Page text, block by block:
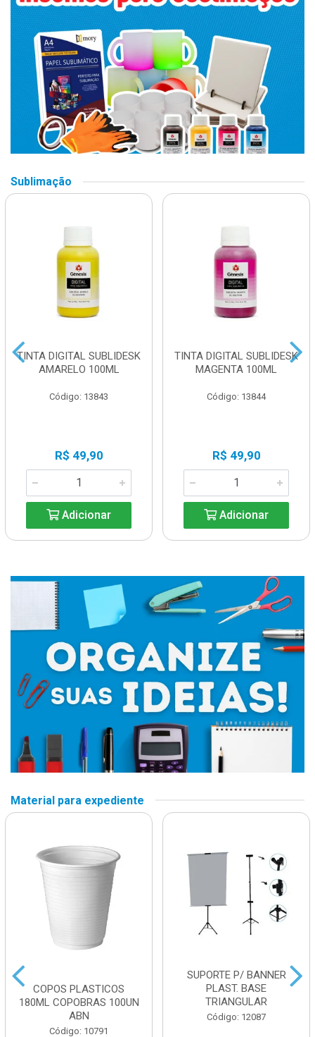
Sublimação
TINTA DIGITAL SUBLIDESK
AMARELO 100ML
Código: 13843
R$ 49,90
Adicionar
TINTA DIGITAL SUBLIDESK
MAGENTA 100ML
Código: 13844
R$ 49,90
Adicionar
Material para expediente
COPOS PLASTICOS
180ML COPOBRAS 100UN
ABN
Código: 10791
SUPORTE P/ BANNER
PLAST. BASE
TRIANGULAR
Código: 12087